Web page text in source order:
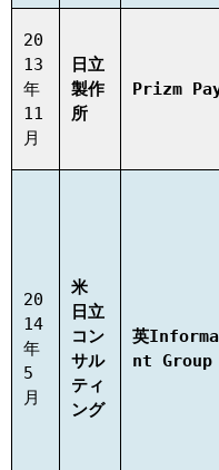
20
13
年
11
月
日立
製作
所
Prizm
20
14
年
5
月
米
日立
コン
サル
ティ
ング
英
nt Group